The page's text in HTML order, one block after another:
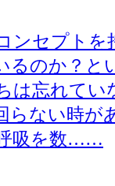
ンセプトを
るのか？と
は忘れてい
らない時が
吸を数……